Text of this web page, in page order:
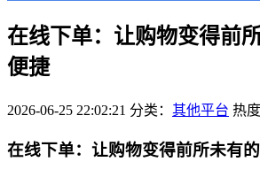
在线下单：让购物变得前
便捷
2026-06-25 22:02:21 分类： 其他平台 热
在线下单：让购物变得前所未有